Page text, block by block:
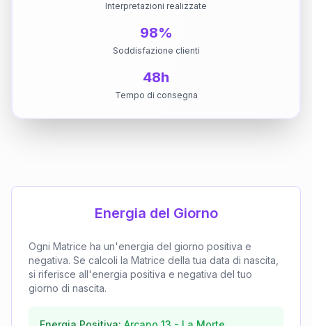
Interpretazioni realizzate
98%
Soddisfazione clienti
48h
Tempo di consegna
Energia del Giorno
Ogni Matrice ha un'energia del giorno positiva e
negativa. Se calcoli la Matrice della tua data di nascita,
si riferisce all'energia positiva e negativa del tuo
giorno di nascita.